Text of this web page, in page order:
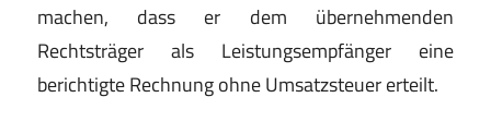
machen, dass er dem übernehmenden
Rechtsträger als Leistungsempfänger eine
berichtigte Rechnung ohne Umsatzsteuer erteilt.